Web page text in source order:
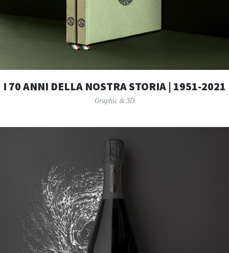
I 70 ANNI DELLA NOSTRA STORIA | 1951-2021
Graphic & 3D